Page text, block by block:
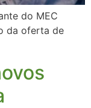
do MEC
da oferta de